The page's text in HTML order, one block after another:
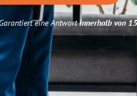
eine Antwortinnerhalb von